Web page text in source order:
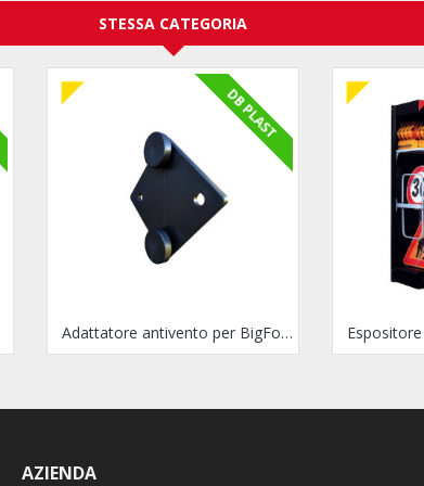
STESSA CATEGORIA
DB PLAST
Adattatore antivento per BigFoot
AZIENDA